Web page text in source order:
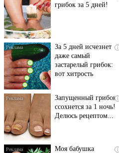
грибок за 5 дней!
i
За 5 дней исчезнет
даже самый
застарелый грибок:
вот хитрость
i
Запущенный грибок
ссохнется за 1 ночь!
Делюсь рецептом...
i
Моя бабушка